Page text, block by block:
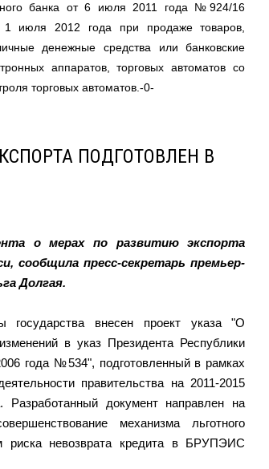
банка от 6 июля 2011 года №924/16
июля 2012 года при продаже товаров,
денежные средства или банковские
аппаратов, торговых автоматов со
торговых автоматов.-0-
ПОДГОТОВЛЕН В
о мерах по развитию экспорта
сообщила пресс-секретарь премьер-
Долгая.
государства внесен проект указа "О
в указ Президента Республики
года №534", подготовленный в рамках
правительства на 2011-2015
Разработанный документ направлен на
механизма льготного
риска невозврата кредита в БРУПЭИС